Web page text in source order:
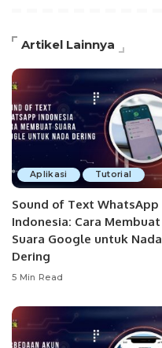
Artikel Lainnya
Aplikasi Tutorial
Sound of Text WhatsApp
Indonesia: Cara Membuat
Suara Google untuk Nada
Dering
5 Min Read